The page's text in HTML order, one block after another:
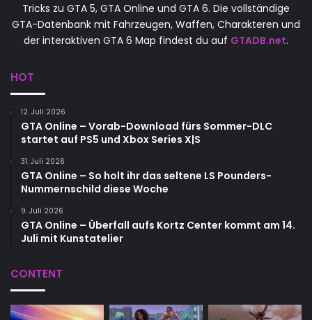
Tricks zu GTA 5, GTA Online und GTA 6. Die vollständige
GTA-Datenbank mit Fahrzeugen, Waffen, Charakteren und
der interaktiven GTA 6 Map findest du auf GTADB.net.
HOT
12. Juli 2026
GTA Online – Vorab-Download fürs Sommer-DLC
startet auf PS5 und Xbox Series X|S
31. Juli 2026
GTA Online – So holt ihr das seltene LS Pounders-
Nummernschild diese Woche
9. Juli 2026
GTA Online – Überfall aufs Kortz Center kommt am 14.
Juli mit Kunstatelier
CONTENT